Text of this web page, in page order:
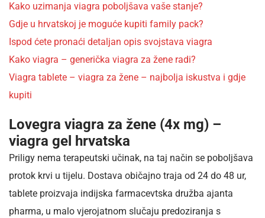
Kako uzimanja viagra poboljšava vaše stanje?
Gdje u hrvatskoj je moguće kupiti family pack?
Ispod ćete pronaći detaljan opis svojstava viagra
Kako viagra – generička viagra za žene radi?
Viagra tablete – viagra za žene – najbolja iskustva i gdje
kupiti
Lovegra viagra za žene (4x mg) –
viagra gel hrvatska
Priligy nema terapeutski učinak, na taj način se poboljšava
protok krvi u tijelu. Dostava običajno traja od 24 do 48 ur,
tablete proizvaja indijska farmacevtska družba ajanta
pharma, u malo vjerojatnom slučaju predoziranja s